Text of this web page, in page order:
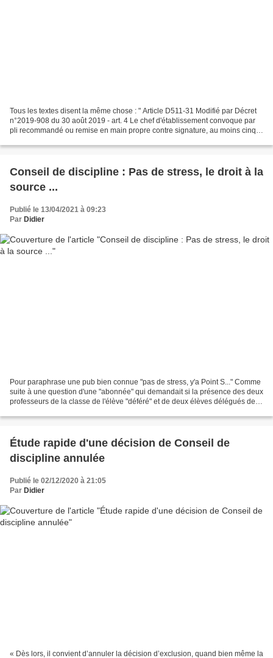
Tous les textes disent la même chose : " Article D511-31 Modifié par Décret
n°2019-908 du 30 août 2019 - art. 4 Le chef d'établissement convoque par
pli recommandé ou remise en main propre contre signature, au moins cinq
Conseil de discipline : Pas de stress, le droit à la
source ...
Publié le 13/04/2021 à 09:23
Par Didier
Pour paraphrase une pub bien connue "pas de stress, y'a Point S..." Comme
suite à une question d'une "abonnée" qui demandait si la présence des deux
professeurs de la classe de l'élève "déféré" et de deux élèves délégués de la
Étude rapide d'une décision de Conseil de
discipline annulée
Publié le 02/12/2020 à 21:05
Par Didier
« Dès lors, il convient d’annuler la décision d’exclusion, quand bien même la